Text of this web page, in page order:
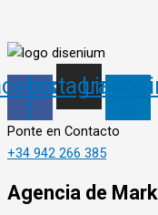
f
Instagram
Ponte en Contacto
+34 942 266 385
Agencia de